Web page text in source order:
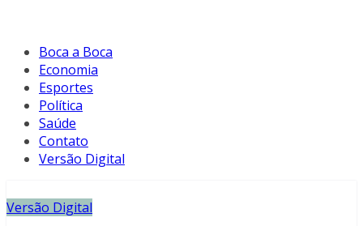
Boca a Boca
Economia
Esportes
Política
Saúde
Contato
Versão Digital
Versão Digital